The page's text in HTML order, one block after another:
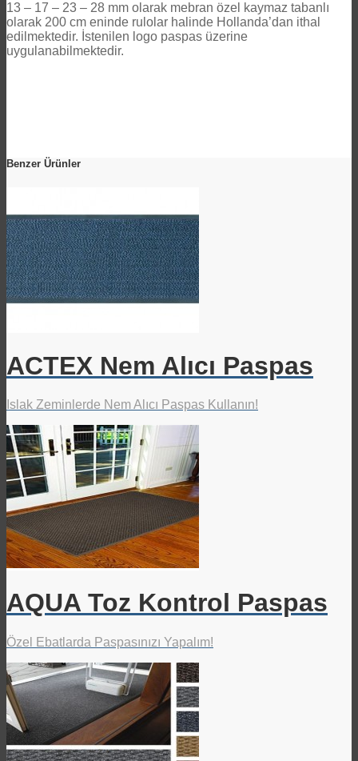
13 – 17 – 23 – 28 mm olarak mebran özel kaymaz tabanlı
olarak 200 cm eninde rulolar halinde Hollanda’dan ithal
edilmektedir. İstenilen logo paspas üzerine
uygulanabilmektedir.
Benzer Ürünler
ACTEX Nem Alıcı Paspas
Islak Zeminlerde Nem Alıcı Paspas Kullanın!
AQUA Toz Kontrol Paspas
Özel Ebatlarda Paspasınızı Yapalım!